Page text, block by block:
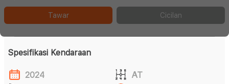
Tawar Cicilan
Spesifikasi Kendaraan
2024
AT